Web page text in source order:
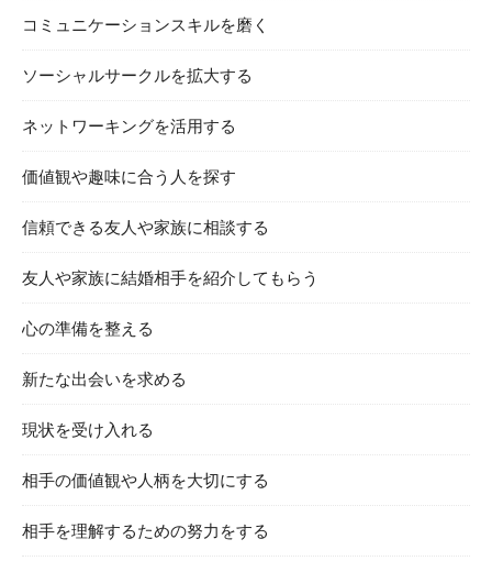
コミュニケーションスキルを磨く
ソーシャルサークルを拡大する
ネットワーキングを活用する
価値観や趣味に合う人を探す
信頼できる友人や家族に相談する
友人や家族に結婚相手を紹介してもらう
心の準備を整える
新たな出会いを求める
現状を受け入れる
相手の価値観や人柄を大切にする
相手を理解するための努力をする